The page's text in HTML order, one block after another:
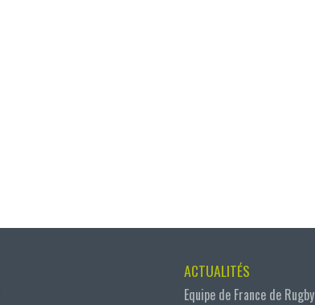
ACTUALITÉS
Equipe de France de Rugby